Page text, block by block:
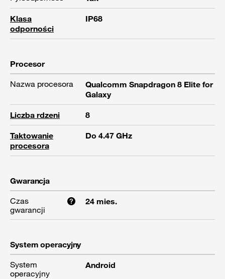
Klasa
odporności
IP68
Procesor
Nazwa procesora
Qualcomm Snapdragon 8 Elite for
Galaxy
Liczba rdzeni 8
Taktowanie
procesora
Do 4.47 GHz
Gwarancja
Czas
gwarancji
24 mies.
System operacyjny
System
operacyjny
Android